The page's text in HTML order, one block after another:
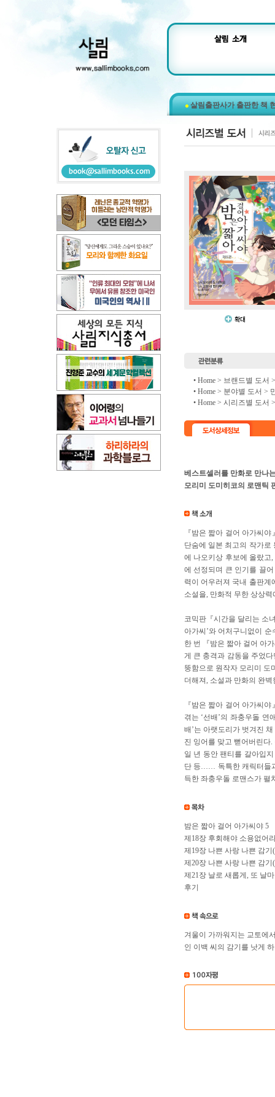
살림출판사가 출판한 책
• Home > 브랜드별 도서
• Home > 분야별 도서 >
• Home > 시리즈별 도서
베스트셀러를 만화로 만나
모리미 도미히코의 로맨틱
『밤은 짧아 걸어 아가씨
단숨에 일본 최고의 작가
에 나오키상 후보에 올랐고
에 선정되며 큰 인기를 끌
력이 어우러져 국내 출판
소설을, 만화적 무한 상상
코믹판『시간을 달리는 소
아가씨’와 어처구니없이
한 번 『밤은 짧아 걸어 아
게 큰 충격과 감동을 주었
뚱함으로 원작자 모리미 도
더해져, 소설과 만화의 완
『밤은 짧아 걸어 아가씨
겪는 ‘선배’의 좌충우돌 연
배’는 아랫도리가 벗겨진
진 잉어를 맞고 뻗어버린다
일 년 동안 팬티를 갈아입
단 등…… 독특한 캐릭터들
득한 좌충우돌 로맨스가 펼
밤은 짧아 걸어 아가씨야 5
제18장 후회해야 소용없어
제19장 나쁜 사랑 나쁜 감기
제20장 나쁜 사랑 나쁜 감기
제21장 날로 새롭게, 또 날
후기
겨울이 가까워지는 교토에
인 이백 씨의 감기를 낫게